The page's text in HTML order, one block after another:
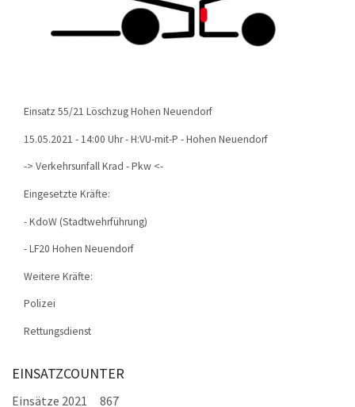
Einsatz 55/21 Löschzug Hohen Neuendorf
15.05.2021 - 14:00 Uhr - H:VU-mit-P - Hohen Neuendorf
-> Verkehrsunfall Krad - Pkw <-
Eingesetzte Kräfte:
- KdoW (Stadtwehrführung)
- LF20 Hohen Neuendorf
Weitere Kräfte:
Polizei
Rettungsdienst
EINSATZCOUNTER
Einsätze 2021 867